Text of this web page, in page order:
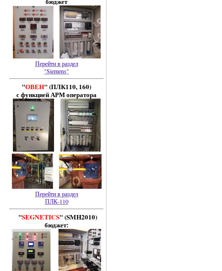
Перейти в раздел
"Siemens"
"ОВЕН" (ПЛК110, 160)
с функцией АРМ оператора
Перейти в раздел
ПЛК-110
"SEGNETICS" (SMH2010)
бюджет: